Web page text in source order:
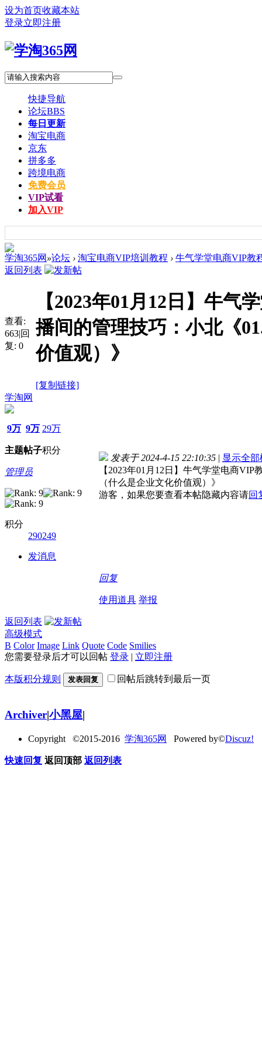
设为首页收藏本站
登录立即注册
快捷导航
论坛BBS
每日更新
淘宝电商
京东
拼多多
跨境电商
免费会员
VIP试看
加入VIP
学淘365网 »论坛 › 淘宝电商VIP培训教程 › 牛气学堂电商VIP教
返回列表
查看:
663|回
复: 0
【2023年01月12日】牛
播间的管理技巧：小北《
价值观）》
[复制链接]
学淘网
9万
主题
9万
帖子
29万
积分
管理员
积分
290249
发消息
发表于 2024-4-15 22:10:35 | 显示全部
【2023年01月12日】牛气学堂电商
（什么是企业文化价值观）》
游客，如果您要查看本帖隐藏内容请回
回复
使用道具 举报
返回列表
高级模式
B Color Image Link Quote Code Smilies
您需要登录后才可以回帖 登录 | 立即注册
本版积分规则 发表回复 回帖后跳转到最后一页
Archiver|小黑屋|
Copyright ©2015-2016 学淘365网 Powered by©Discuz!
快速回复 返回顶部 返回列表